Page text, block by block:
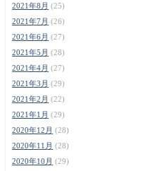
2021年8月 (25)
2021年7月 (26)
2021年6月 (27)
2021年5月 (28)
2021年4月 (27)
2021年3月 (29)
2021年2月 (22)
2021年1月 (29)
2020年12月 (28)
2020年11月 (28)
2020年10月 (29)